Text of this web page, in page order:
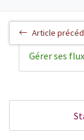
Article
Gérer ses